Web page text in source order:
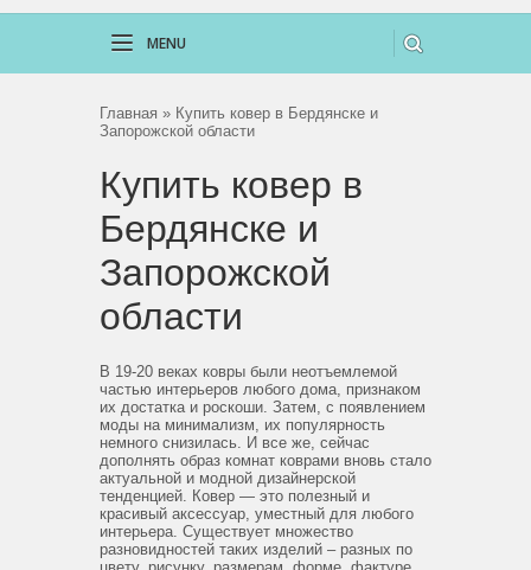
MENU
Главная » Купить ковер в Бердянске и
Запорожской области
Купить ковер в
Бердянске и
Запорожской
области
В 19-20 веках ковры были неотъемлемой
частью интерьеров любого дома, признаком
их достатка и роскоши. Затем, с появлением
моды на минимализм, их популярность
немного снизилась. И все же, сейчас
дополнять образ комнат коврами вновь стало
актуальной и модной дизайнерской
тенденцией. Ковер — это полезный и
красивый аксессуар, уместный для любого
интерьера. Существует множество
разновидностей таких изделий – разных по